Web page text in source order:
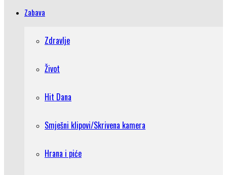
Zabava
Zdravlje
Život
Hit Dana
Smješni klipovi/Skrivena kamera
Hrana i piće